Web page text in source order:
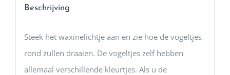
Beschrijving
Steek het waxinelichtje aan en zie hoe de vogeltjes
rond zullen draaien. De vogeltjes zelf hebben
allemaal verschillende kleurtjes. Als u de